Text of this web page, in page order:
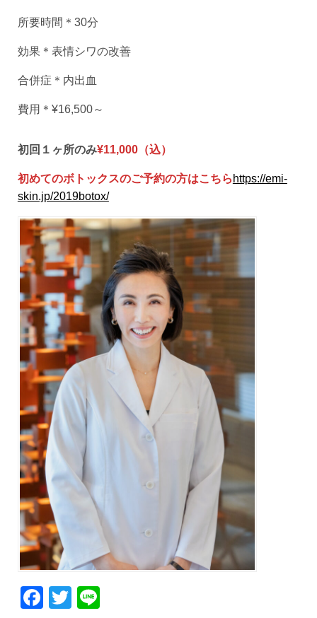
所要時間＊30分
効果＊表情シワの改善
合併症＊内出血
費用＊¥16,500～
初回１ヶ所のみ¥11,000（込）
初めてのボトックスのご予約の方はこちら https://emi-
skin.jp/2019botox/
Facebook
Twitter
Line